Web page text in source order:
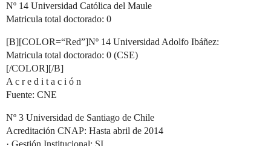
Nº 14 Universidad Católica del Maule
Matricula total doctorado: 0
[B][COLOR=“Red”]Nº 14 Universidad Adolfo Ibáñez:
Matricula total doctorado: 0 (CSE)
[/COLOR][/B]
A c r e d i t a c i ó n
Fuente: CNE
Nº 3 Universidad de Santiago de Chile
Acreditación CNAP: Hasta abril de 2014
· Gestión Institucional: SI